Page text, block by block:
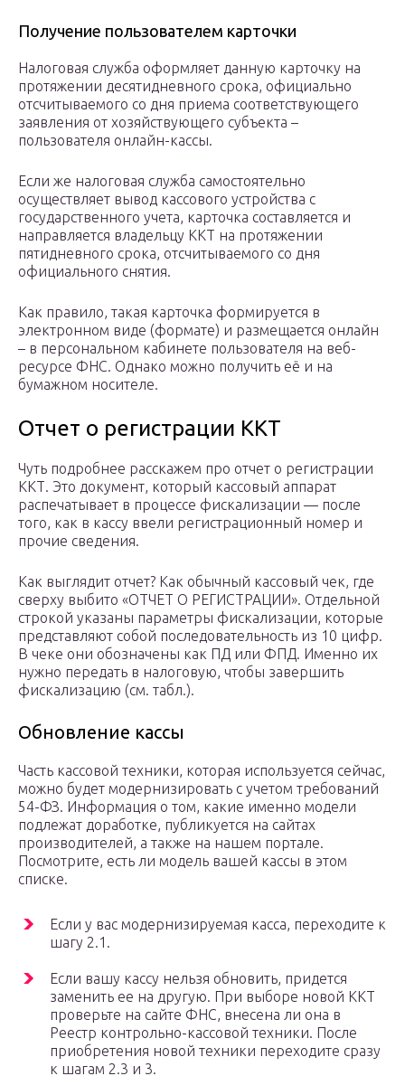
Получение пользователем карточки
Налоговая служба оформляет данную карточку на
протяжении десятидневного срока, официально
отсчитываемого со дня приема соответствующего
заявления от хозяйствующего субъекта –
пользователя онлайн-кассы.
Если же налоговая служба самостоятельно
осуществляет вывод кассового устройства с
государственного учета, карточка составляется и
направляется владельцу ККТ на протяжении
пятидневного срока, отсчитываемого со дня
официального снятия.
Как правило, такая карточка формируется в
электронном виде (формате) и размещается онлайн
– в персональном кабинете пользователя на веб-
ресурсе ФНС. Однако можно получить её и на
бумажном носителе.
Отчет о регистрации ККТ
Чуть подробнее расскажем про отчет о регистрации
ККТ. Это документ, который кассовый аппарат
распечатывает в процессе фискализации — после
того, как в кассу ввели регистрационный номер и
прочие сведения.
Как выглядит отчет? Как обычный кассовый чек, где
сверху выбито «ОТЧЕТ О РЕГИСТРАЦИИ». Отдельной
строкой указаны параметры фискализации, которые
представляют собой последовательность из 10 цифр.
В чеке они обозначены как ПД или ФПД. Именно их
нужно передать в налоговую, чтобы завершить
фискализацию (см. табл.).
Обновление кассы
Часть кассовой техники, которая используется сейчас,
можно будет модернизировать с учетом требований
54-ФЗ. Информация о том, какие именно модели
подлежат доработке, публикуется на сайтах
производителей, а также на нашем портале.
Посмотрите, есть ли модель вашей кассы в этом
списке.
Если у вас модернизируемая касса, переходите к
шагу 2.1.
Если вашу кассу нельзя обновить, придется
заменить ее на другую. При выборе новой ККТ
проверьте на сайте ФНС, внесена ли она в
Реестр контрольно-кассовой техники. После
приобретения новой техники переходите сразу
к шагам 2.3 и 3.